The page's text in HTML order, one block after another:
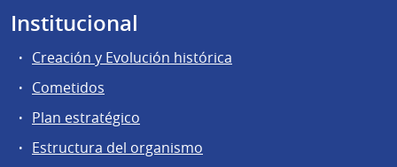
Institucional
Creación y Evolución histórica
Cometidos
Plan estratégico
Estructura del organismo